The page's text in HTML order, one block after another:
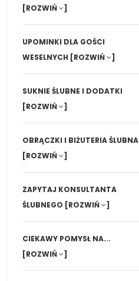
[ROZWIŃ
]
UPOMINKI DLA GOŚCI
WESELNYCH [ROZWIŃ ]
SUKNIE ŚLUBNE I DODATKI
[ROZWIŃ
]
OBRĄCZKI I BIŻUTERIA ŚLUBNA
[ROZWIŃ
]
ZAPYTAJ KONSULTANTA
ŚLUBNEGO [ROZWIŃ ]
CIEKAWY POMYSŁ NA...
[ROZWIŃ
]